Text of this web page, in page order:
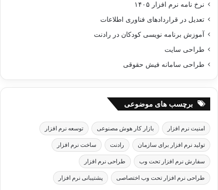
نرخ نامه نرم افزار ۱۴۰۵
تعدیل در قراردادهای فناوری اطلاعات
آموزش برنامه نویسی کودکان در رادنت
طراحی سایت
طراحی سامانه فیش حقوقی
برچسب های موضوعی
امنیت نرم افزار بازار کار هوش مصنوعی توسعه نرم افزار
تولید نرم افزار برای سازمان رادنت ساخت نرم افزار
سفارش نرم افزار تحت وب طراحی نرم افزار
طراحی نرم افزار تحت وب اختصاصی پشتیبانی نرم افزار